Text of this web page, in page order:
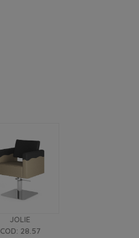
JOLIE
COD: 28.57